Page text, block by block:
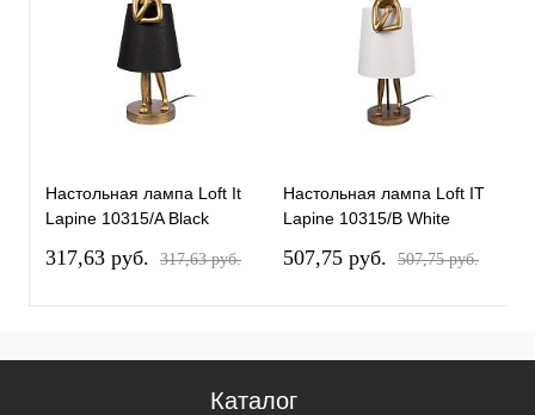
Настольная лампа Loft It
Lapine 10315/A Black
317,63 pуб. 317,63 pуб.
Настольная лампа Loft IT
Lapine 10315/B White
507,75 pуб. 507,75 pуб.
Каталог